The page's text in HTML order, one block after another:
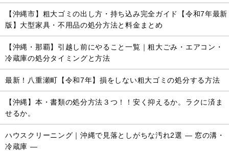
【沖縄市】粗大ゴミの出し方・持ち込み完全ガイド【令和7年最新
版】大型家具・不用品の処分方法と料金まとめ
【沖縄・那覇】引越し前にやること一覧｜粗大ごみ・エアコン・
冷蔵庫の処分タイミングと方法
最新！八重瀬町【令和7年】損をしない粗大ゴミの処分する方法
【沖縄】本・書類の処分方法３つ！！安く抑えるか。ラクに済ま
せるか。
ハウスクリーニング｜沖縄で見落としがちな汚れ2選 ― 窓の溝・
冷蔵庫 ―